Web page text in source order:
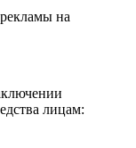
на
лицам: